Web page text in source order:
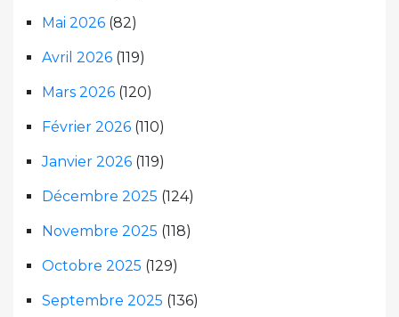
Mai 2026 (82)
Avril 2026 (119)
Mars 2026 (120)
Février 2026 (110)
Janvier 2026 (119)
Décembre 2025 (124)
Novembre 2025 (118)
Octobre 2025 (129)
Septembre 2025 (136)